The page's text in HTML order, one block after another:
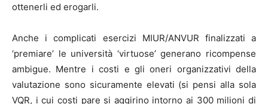
ottenerli ed erogarli.
Anche i complicati esercizi MIUR/ANVUR finalizzati a
‘premiare’ le università ‘virtuose’ generano ricompense
ambigue. Mentre i costi e gli oneri organizzativi della
valutazione sono sicuramente elevati (si pensi alla sola
VQR, i cui costi pare si aggirino intorno ai 300 milioni di